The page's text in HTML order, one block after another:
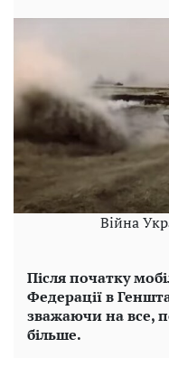
Війна
Після початку
Федерації в
зважаючи на все,
більше.